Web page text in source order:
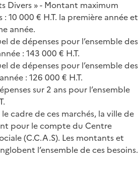
Divers » - Montant maximum
10 000 € H.T. la première année et
année.
de dépenses pour l’ensemble des
: 143 000 € H.T.
de dépenses pour l’ensemble des
: 126 000 € H.T.
sur 2 ans pour l’ensemble
cadre de ces marchés, la ville de
pour le compte du Centre
(C.C.A.S). Les montants et
l’ensemble de ces besoins.